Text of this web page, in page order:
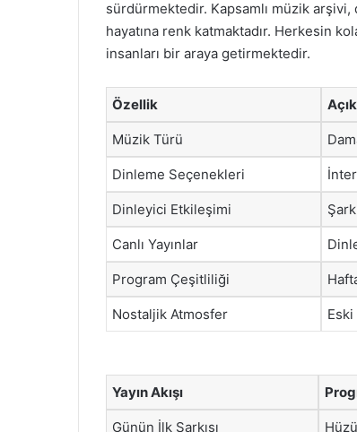
sürdürmektedir. Kapsamlı müzik
hayatına renk katmaktadır. Herkesin
insanları bir araya getirmektedir.
Özellik
Müzik Türü
Dinleme Seçenekleri
Dinleyici Etkileşimi
Canlı Yayınlar
Program Çeşitliliği
Nostaljik Atmosfer Eski
Yayın Akışı
Günün İlk Şarkısı